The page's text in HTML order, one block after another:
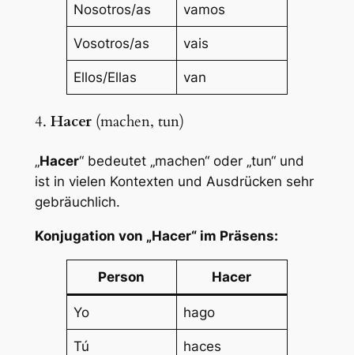
Nosotros/as vamos
Vosotros/as vais
Ellos/Ellas van
4. Hacer(machen, tun)
„Hacer“ bedeutet „machen“ oder „tun“ und
ist in vielen Kontexten und Ausdrücken sehr
gebräuchlich.
Konjugation von „Hacer“ im Präsens:
Person Hacer
Yo hago
Tú haces